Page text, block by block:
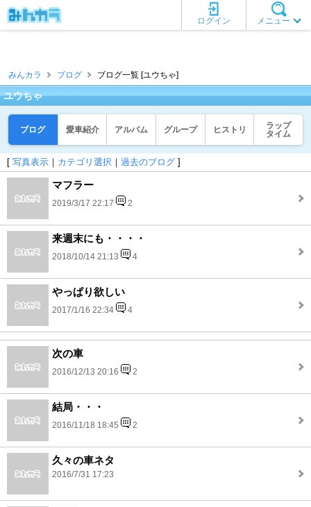
メニュー
ログイン
みんカラ ブログ ブログ一覧 [ユウちゃ]
ユウちゃ
ブログ 愛車紹介 アルバム グループ ヒストリ
ラップ
タイム
[ 写真表示 ｜ カテゴリ選択 ｜ 過去のブログ ]
マフラー
2019/3/17 22:17 2
来週末にも・・・・
2018/10/14 21:13 4
やっぱり欲しい
2017/1/16 22:34 4
次の車
2016/12/13 20:16 2
結局・・・
2016/11/18 18:45 2
久々の車ネタ
2016/7/31 17:23